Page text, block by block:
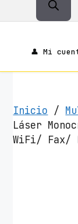
👤 Mi
Inicio /
Láser
WiFi/ Fax/